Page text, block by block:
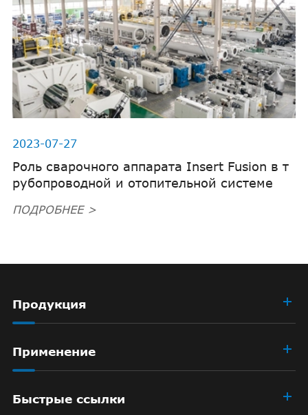
2023-07-27
Роль сварочного аппарата Insert Fusion в т
рубопроводной и отопительной системе
ПОДРОБНЕЕ >
Продукция
Применение
Быстрые ссылки